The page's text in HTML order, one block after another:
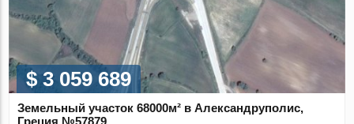
$ 3 059 689
Земельный участок 68000м² в Александруполис,